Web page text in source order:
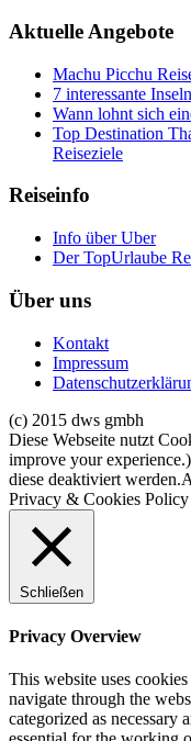
Aktuelle Angebote
Machu Picchu
7 interessante
Wann lohnt sich
Top Destination
Reiseziele
Reiseinfo
Info über Uber
Der TopUrlaube
Über uns
Kontakt
Impressum
(c) 2015 dws gmbh
Diese Webseite nutzt
improve your
diese deaktiviert werden.
Privacy & Cookies Policy
Schließen
Privacy Overview
This website uses
navigate through the
categorized as necessary